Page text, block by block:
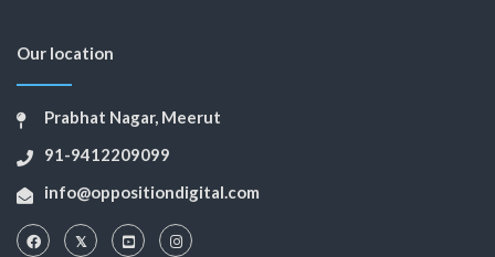
Our location
Prabhat Nagar, Meerut
91-9412209099
info@oppositiondigital.com